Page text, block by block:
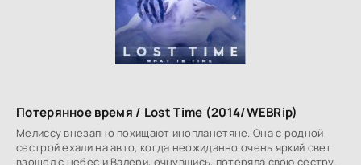
Потерянное время / Lost Time (2014/WEBRip)
Мелиссу внезапно похищают инопланетяне. Она с родной
сестрой ехали на авто, когда неожиданно очень яркий свет
взошел с небес и Валери, очнувшись, потеряла свою сестру.